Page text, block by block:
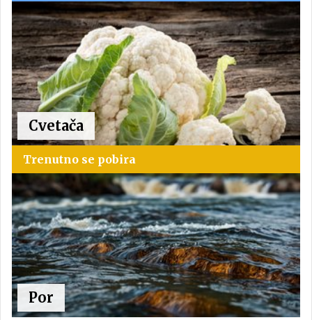
Cvetača
Trenutno se pobira
Por